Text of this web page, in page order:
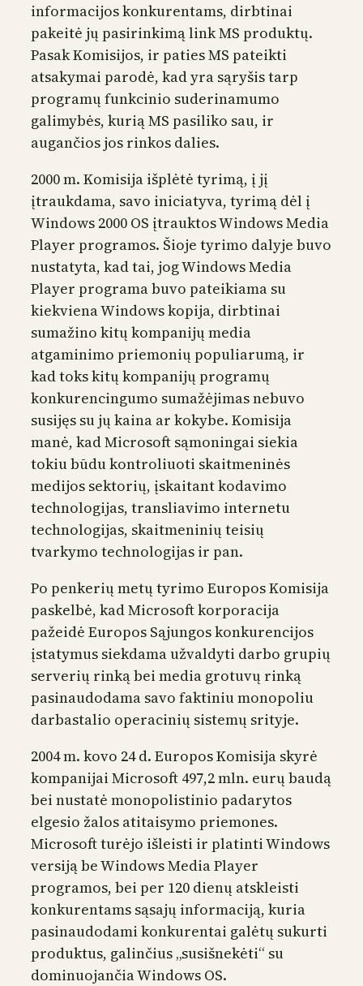
informacijos konkurentams, dirbtinai
pakeitė jų pasirinkimą link MS produktų.
Pasak Komisijos, ir paties MS pateikti
atsakymai parodė, kad yra sąryšis tarp
programų funkcinio suderinamumo
galimybės, kurią MS pasiliko sau, ir
augančios jos rinkos dalies.
2000 m. Komisija išplėtė tyrimą, į jį
įtraukdama, savo iniciatyva, tyrimą dėl į
Windows 2000 OS įtrauktos Windows Media
Player programos. Šioje tyrimo dalyje buvo
nustatyta, kad tai, jog Windows Media
Player programa buvo pateikiama su
kiekviena Windows kopija, dirbtinai
sumažino kitų kompanijų media
atgaminimo priemonių populiarumą, ir
kad toks kitų kompanijų programų
konkurencingumo sumažėjimas nebuvo
susijęs su jų kaina ar kokybe. Komisija
manė, kad Microsoft sąmoningai siekia
tokiu būdu kontroliuoti skaitmeninės
medijos sektorių, įskaitant kodavimo
technologijas, transliavimo internetu
technologijas, skaitmeninių teisių
tvarkymo technologijas ir pan.
Po penkerių metų tyrimo Europos Komisija
paskelbė, kad Microsoft korporacija
pažeidė Europos Sąjungos konkurencijos
įstatymus siekdama užvaldyti darbo grupių
serverių rinką bei media grotuvų rinką
pasinaudodama savo faktiniu monopoliu
darbastalio operacinių sistemų srityje.
2004 m. kovo 24 d. Europos Komisija skyrė
kompanijai Microsoft 497,2 mln. eurų baudą
bei nustatė monopolistinio padarytos
elgesio žalos atitaisymo priemones.
Microsoft turėjo išleisti ir platinti Windows
versiją be Windows Media Player
programos, bei per 120 dienų atskleisti
konkurentams sąsajų informaciją, kuria
pasinaudodami konkurentai galėtų sukurti
produktus, galinčius „susišnekėti“ su
dominuojančia Windows OS.